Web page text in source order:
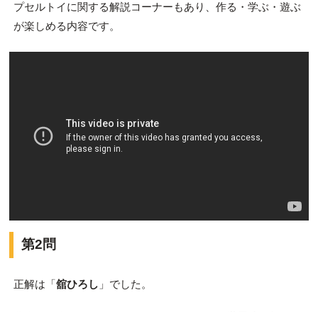
プセルトイに関する解説コーナーもあり、作る・学ぶ・遊ぶ
が楽しめる内容です。
第2問
正解は「舘ひろし 」でした。